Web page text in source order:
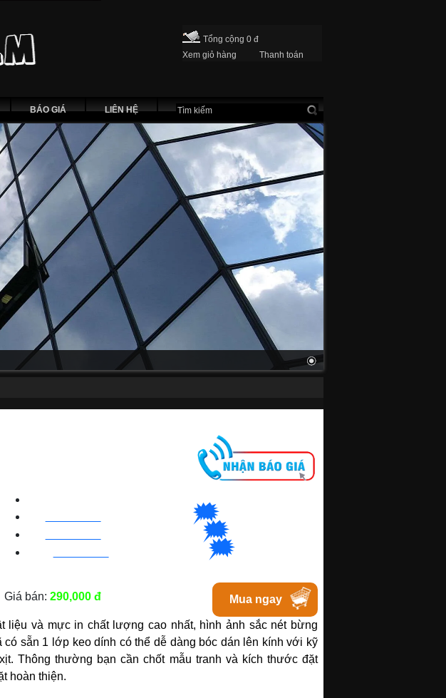
Tổng cộng 0 đ
Xem giỏ hàng
Thanh toán
BÁO GIÁ LIÊN HỆ
🗯
🗯
🗯
Giá bán: 290,000 đ Mua ngay
liệu và mực in chất lượng cao nhất, hình ảnh sắc nét bừng
sẵn 1 lớp keo dính có thể dễ dàng bóc dán lên kính với kỹ
Thông thường bạn cần chốt mẫu tranh và kích thước đặt
hoàn thiện.